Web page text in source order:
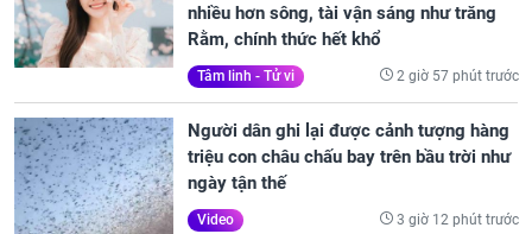
nhiều hơn sông, tài vận sáng như trăng
Rằm, chính thức hết khổ
Tâm linh - Tử vi 2 giờ 57 phút trước
Người dân ghi lại được cảnh tượng hàng
triệu con châu chấu bay trên bầu trời như
ngày tận thế
Video 3 giờ 12 phút trước